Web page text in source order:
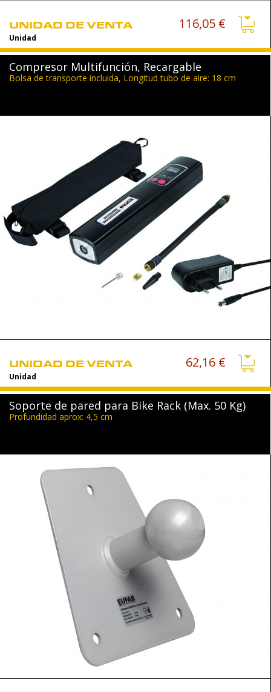
UNIDAD DE VENTA
Unidad
116,05 €
Compresor Multifunción, Recargable
Bolsa de transporte incluida, Longitud tubo de aire: 18 cm
UNIDAD DE VENTA
Unidad
62,16 €
Soporte de pared para Bike Rack (Max. 50 Kg)
Profundidad aprox: 4,5 cm